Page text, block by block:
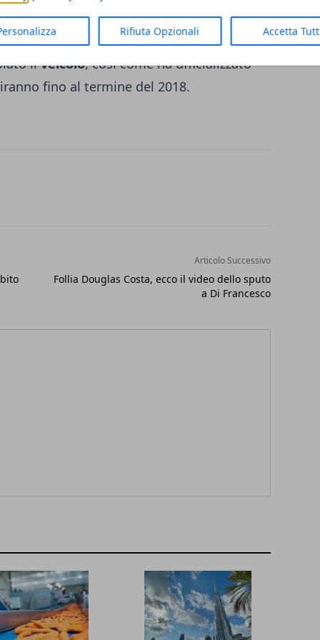
Rifiuta Opzionali Accetta
ecologica".Scoccimarroha anche
sulle agevolazioni che sono basate
ilveicolo, così come ha ufficializzato
fino al termine del 2018.
Articolo Successivo
Follia Douglas Costa, ecco il video dello sputo
a Di Francesco